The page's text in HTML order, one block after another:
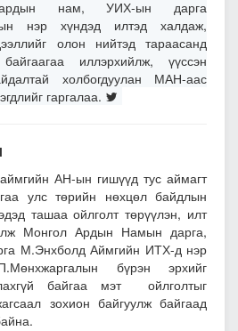
нам, УИХ-ын дарга
нэр хүндэд илтэд халдаж,
олон нийтэд тараасанд
иллэрхийлж, үүссэн
холбогдуулан МАН-аас
гаргалаа.
АН-ын гишүүд тус аймагт
улс төрийн нөхцөл байдлын
ташаа ойлголт төрүүлэн, илт
Монгол Ардын Намын дарга,
М.Энхболд Аймгийн ИТХ-д нэр
бүрэн эрхийг
байгаа мэт ойлголтыг
зохион байгуулж байгаад